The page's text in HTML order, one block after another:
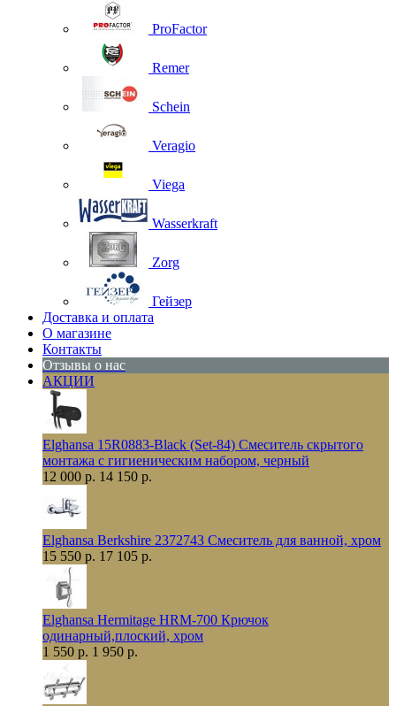
ProFactor
Remer
Schein
Veragio
Viega
Wasserkraft
Zorg
Гейзер
Доставка и оплата
О магазине
Контакты
Отзывы о нас
АКЦИИ
Elghansa 15R0883-Black (Set-84) Смеситель скрытого
монтажа с гигиеническим набором, черный
12 000 р. 14 150 р.
Elghansa Berkshire 2372743 Смеситель для ванной, хром
15 550 р. 17 105 р.
Elghansa Hermitage HRM-700 Крючок
одинарный,плоский, хром
1 550 р. 1 950 р.